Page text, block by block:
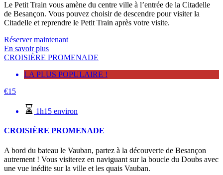
Le Petit Train vous amène du centre ville à l’entrée de la Citadelle
de Besançon. Vous pouvez choisir de descendre pour visiter la
Citadelle et reprendre le Petit Train après votre visite.
Réserver maintenant
En savoir plus
CROISIÈRE PROMENADE
LA PLUS POPULAIRE !
€15
1h15 environ
CROISIÈRE PROMENADE
A bord du bateau le Vauban, partez à la découverte de Besançon
autrement ! Vous visiterez en naviguant sur la boucle du Doubs avec
une vue inédite sur la ville et les quais Vauban.